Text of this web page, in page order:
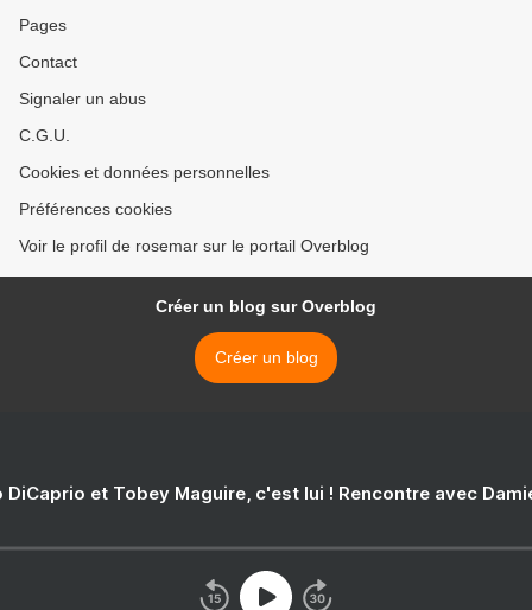
Pages
Contact
Signaler un abus
C.G.U.
Cookies et données personnelles
Préférences cookies
Voir le profil de rosemar sur le portail Overblog
Créer un blog sur Overblog
Créer un blog
DiCaprio et Tobey Maguire, c'est lui ! Rencontre avec